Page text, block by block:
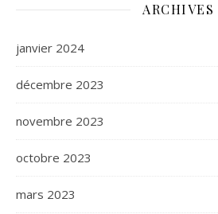
ARCHIVES
janvier 2024
décembre 2023
novembre 2023
octobre 2023
mars 2023